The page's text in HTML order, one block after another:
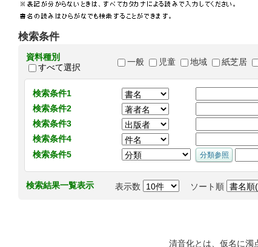
検索条件
資料種別
すべて選択
一般 児童 地域 紙芝居
検索条件1
検索条件2
検索条件3
検索条件4
検索条件5
検索結果一覧表示 表示数 ソート順
清音化とは、仮名に濁